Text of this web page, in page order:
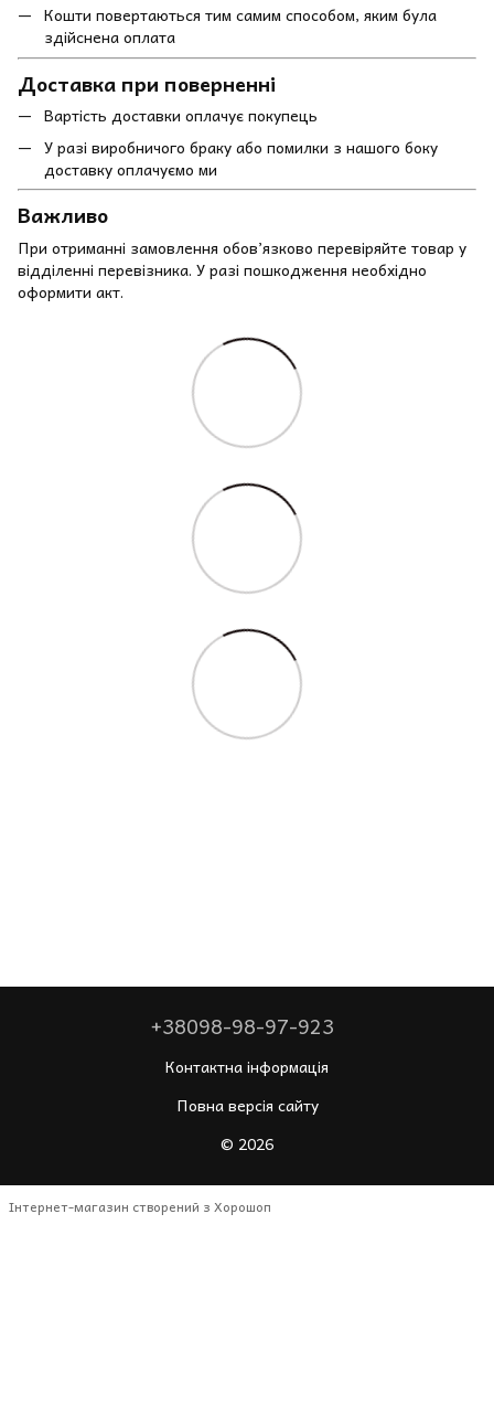
Кошти повертаються тим самим способом, яким була
здійснена оплата
Доставка при поверненні
Вартість доставки оплачує покупець
У разі виробничого браку або помилки з нашого боку
доставку оплачуємо ми
Важливо
При отриманні замовлення обов’язково перевіряйте товар у
відділенні перевізника. У разі пошкодження необхідно
оформити акт.
+38098-98-97-923
Контактна інформація
Повна версія сайту
© 2026
Інтернет-магазин створений з Хорошоп